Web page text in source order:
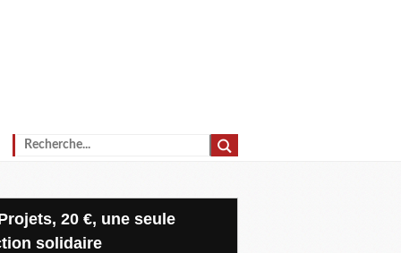
solidaire